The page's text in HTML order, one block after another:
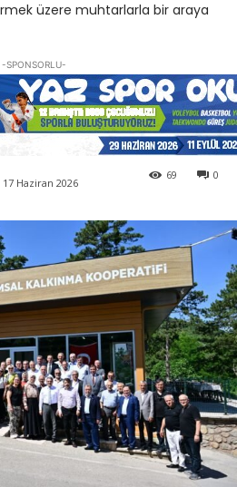
üzere muhtarlarla bir araya
-SPONSORLU-
17 Haziran 2026
0
69